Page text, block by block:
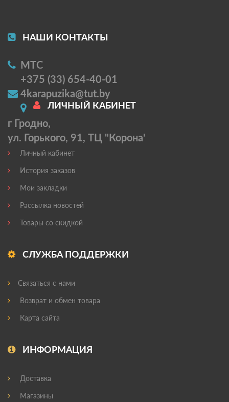
НАШИ КОНТАКТЫ
МТС
+375 (33) 654-40-01
4karapuzika@tut.by
г Гродно,
ул. Горького, 91, ТЦ "Корона'
ЛИЧНЫЙ КАБИНЕТ
Личный кабинет
История заказов
Мои закладки
Рассылка новостей
Товары со скидкой
СЛУЖБА ПОДДЕРЖКИ
Связаться с нами
Возврат и обмен товара
Карта сайта
ИНФОРМАЦИЯ
Доставка
Магазины